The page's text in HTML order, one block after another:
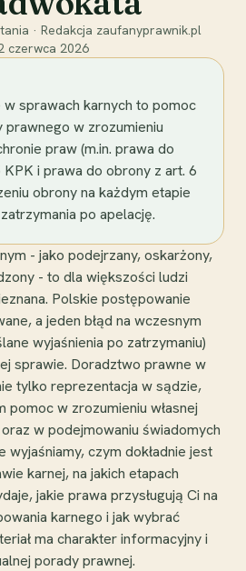
· Redakcja zaufanyprawnik.pl
czerwca 2026
sprawach karnych to pomoc
w zrozumieniu
praw (m.in. prawa do
i prawa do obrony z art. 6
obrony na każdym etapie
po apelację.
- jako podejrzany, oskarżony,
- to dla większości ludzi
Polskie postępowanie
a jeden błąd na wczesnym
wyjaśnienia po zatrzymaniu)
sprawie. Doradztwo prawne w
tylko reprezentacja w sądzie,
w zrozumieniu własnej
w podejmowaniu świadomych
wyjaśniamy, czym dokładnie jest
karnej, na jakich etapach
jakie prawa przysługują Ci na
karnego i jak wybrać
ma charakter informacyjny i
porady prawnej.